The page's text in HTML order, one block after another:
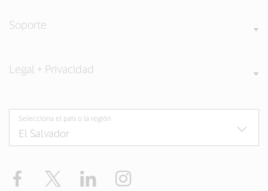
Soporte
Legal + Privacidad
Selecciona el país o la región
Facebook Twitter LinkedIn